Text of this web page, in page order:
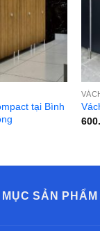
tại Bình
MỤC SẢN